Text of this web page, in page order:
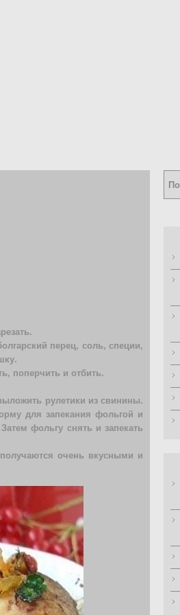
перец, соль, специи,
поперчить и отбить.
рулетики из свинины.
для запекания фольгой и
фольгу снять и запекать
очень вкусными и